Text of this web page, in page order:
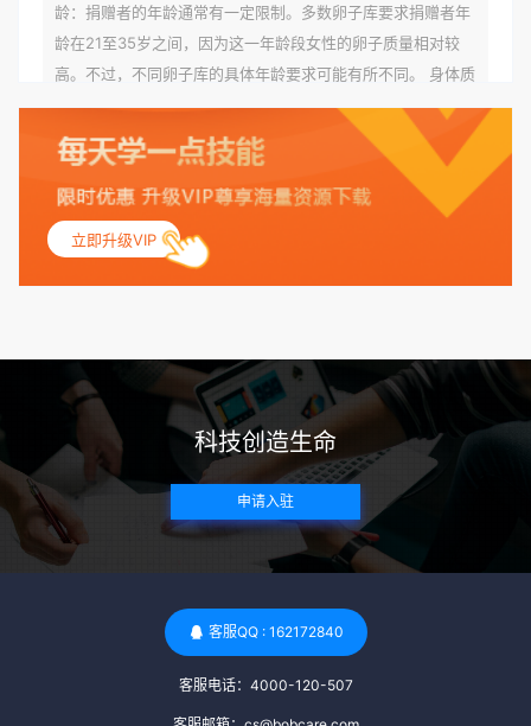
龄：捐赠者的年龄通常有一定限制。多数卵子库要求捐赠者年
龄在21至35岁之间，因为这一年龄段女性的卵子质量相对较
高。不过，不同卵子库的具体年龄要求可能有所不同。 身体质
量指数（BMI）：捐赠者的BMI通常需要在正常范围内，以确
保其身体健康状况良好。过高的BMI可能与多种健康问题相关
联，包括不孕症和妊娠并发症。 生殖健康：捐赠者需要有规律
的月经期，无生殖障碍或异常问题。此外，还需要进行详细的
妇科检查，以确保其生殖系统的健康。 遗传病史与家族病史：
捐赠者及其家庭成员需要无严重的遗传病史、精神病史和传染
病史。这通常需要通过基因检测、家族史调查和医疗记录审查
带任何可传染给受卵者的病原体。 药物与生活习惯：捐赠者需
要是非尼古丁使用者、非吸烟者、非吸毒者，并且未使用可能
影响卵子质量的药物，如某些精神药物和避孕植入物。 学历与
心理标准 学历要求：部分卵子库对捐赠者的学历有一定要求，
但这并非普遍标准。一些卵子库可能更倾向于选择受过高等教
育的女性作为捐赠者，但这并不是绝对的筛选条件。 心理状态
评估：捐赠者需要进行心理状态评估，以确定其对捐赠过程的
于确保捐赠者在捐赠过程中保持积极的心态，并理解其捐赠行
为的意义。 其他标准 责任心与沟通能力：由于捐卵过程的时
间不确定性，捐赠者需要有责任心，善于沟通，并尊重预约和
时间表。这有助于确保捐赠周期的顺利进行，并保障受卵者的
立即升级VIP
科技创造生命
申请入驻
客服QQ : 162172840
客服电话：4000-120-507